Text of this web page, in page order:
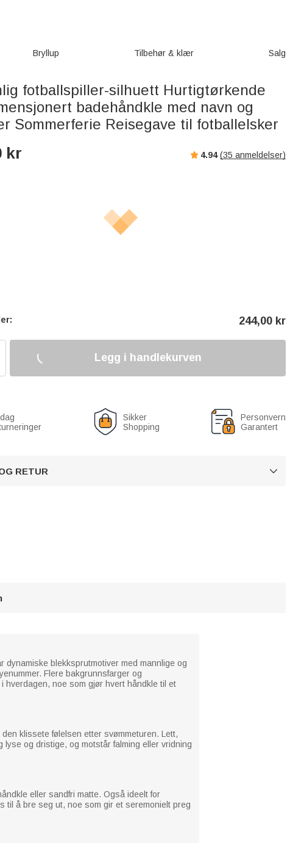
Bryllup Tilbehør & klær Salg
fotballspiller-silhuett Hurtigtørkende
badehåndkle med navn og
Sommerferie Reisegave til fotballelsker
kr 4.94 (35 anmeldelser)
244,00 kr
Legg i handlekurven
Sikker
Shopping
Personvern
Garantert
RETUR 
blekksprutmotiver med mannlige og
Flere bakgrunnsfarger og
hverdagen, noe som gjør hvert håndkle til et
klissete følelsen etter svømmeturen. Lett,
og dristige, og motstår falming eller vridning
eller sandfri matte. Også ideelt for
til å bre seg ut, noe som gir et seremonielt preg